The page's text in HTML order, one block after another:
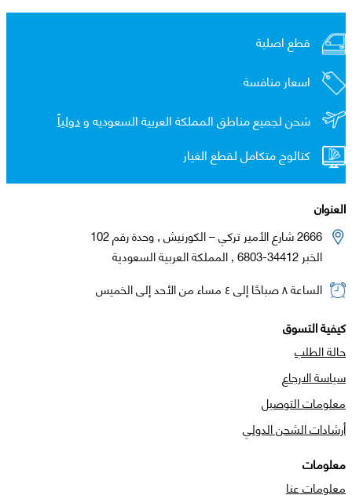
قطع اصلية
اسعار منافسة
شحن لجميع مناطق المملكة العربية السعوديه ودولياً
كتالوج متكامل لقطع الغيار
العنوان
2666 شارع الأمير تركي – الكورنيش , وحدة رقم 102
الخبر 34412-6803 , المملكة العربية السعودية
الساعة ٨ صباحًا إلى ٤ مساء من الأحد إلى الخميس
كيفية التسوق
حالة الطلب
سياسة الارجاع
معلومات التوصيل
أرشادات الشحن الدولي
معلومات
معلومات عنا